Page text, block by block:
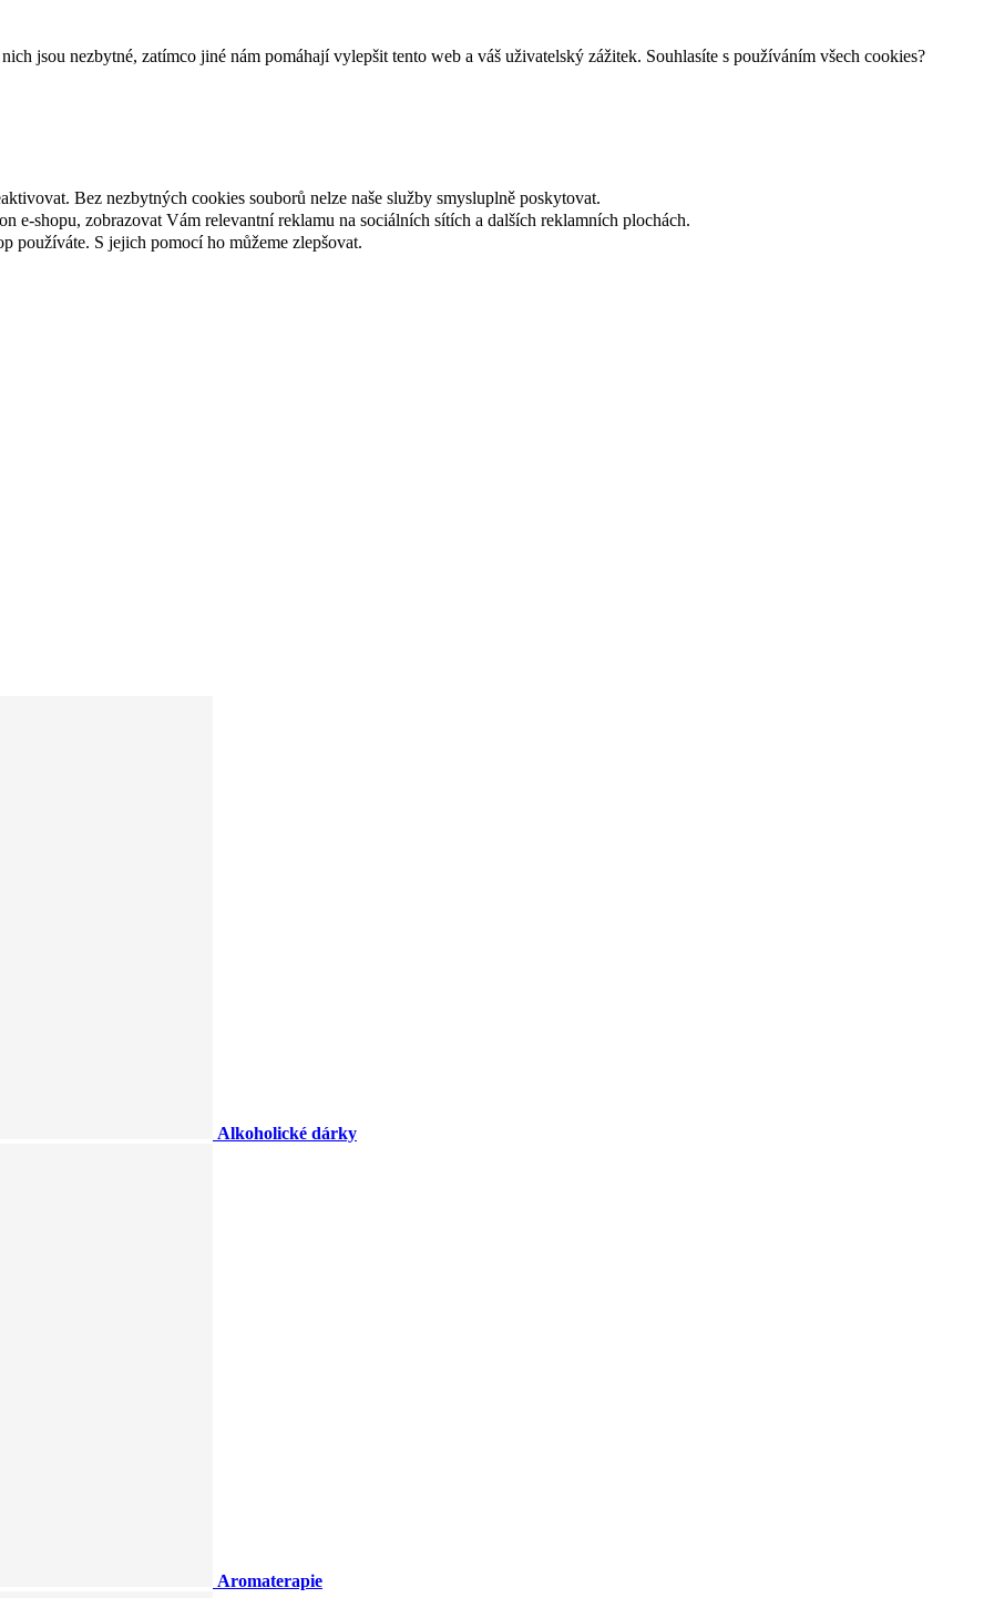
jsou nezbytné, zatímco jiné nám pomáhají vylepšit tento web a váš uživatelský zážitek. Souhlasíte s používáním všech cookies?
Bez nezbytných cookies souborů nelze naše služby smysluplně poskytovat.
e-shopu, zobrazovat Vám relevantní reklamu na sociálních sítích a dalších reklamních plochách.
používáte. S jejich pomocí ho můžeme zlepšovat.
Alkoholické dárky
Aromaterapie